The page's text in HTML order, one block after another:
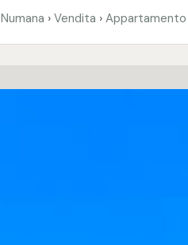
Numana › Vendita › Appartamento